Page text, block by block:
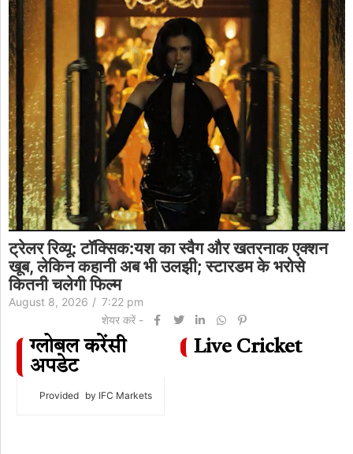
ट्रेलर रिव्यू: टॉक्सिक:यश का स्वैग और खतरनाक एक्शन
खूब, लेकिन कहानी अब भी उलझी; स्टारडम के भरोसे
कितनी चलेगी फिल्म
August 8, 2026 / 7:22 pm
शेयर करें -
ग्लोबल करेंसी
अपडेट
Provided by IFC Markets
Live Cricket